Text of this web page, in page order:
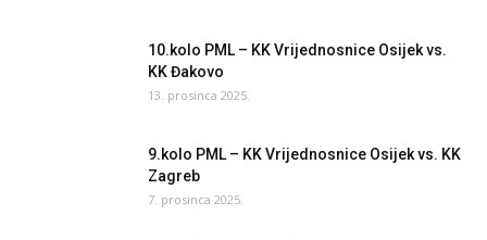
10.kolo PML – KK Vrijednosnice Osijek vs.
KK Đakovo
13. prosinca 2025.
9.kolo PML – KK Vrijednosnice Osijek vs. KK
Zagreb
7. prosinca 2025.